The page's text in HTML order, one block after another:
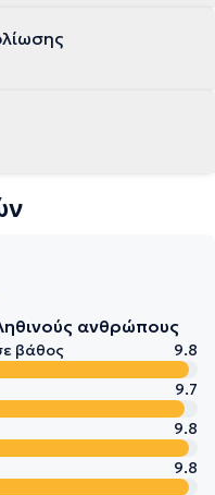
ανθρώπους
βάθος
9.8
9.7
9.8
9.8